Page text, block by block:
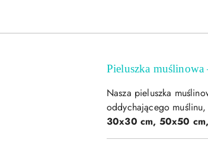
Pieluszka
Nasza pieluszka
oddychającego
30x30 cm, 50x50